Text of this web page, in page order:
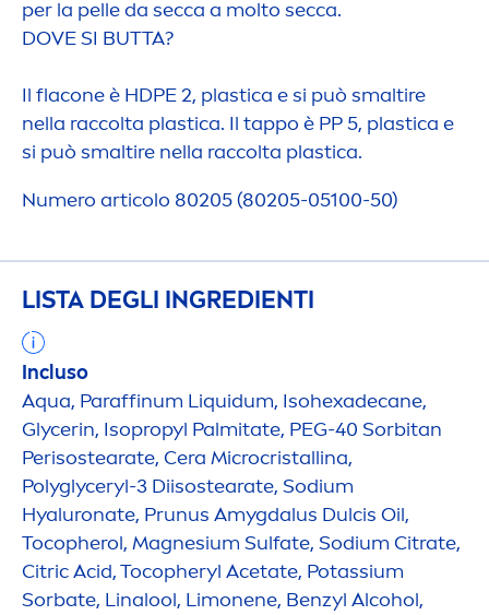
per la pelle da secca a molto secca.
DOVE SI BUTTA?
Il flacone è HDPE 2, plastica e si può smaltire
nella raccolta plastica. Il tappo è PP 5, plastica e
si può smaltire nella raccolta plastica.
Numero articolo 80205 (80205-05100-50)
LISTA DEGLI INGREDIENTI
Incluso
Aqua, Paraffinum Liquidum, Isohexadecane,
Glycerin, Isopropyl Palmitate, PEG-40 Sorbitan
Perisostearate, Cera Microcristallina,
Polyglyceryl-3 Diisostearate, Sodium
Hyaluronate, Prunus Amygdalus Dulcis Oil,
Tocopherol, Magnesium Sulfate, Sodium Citrate,
Citric Acid, Tocopheryl Acetate, Potassium
Sorbate, Linalool, Limonene, Benzyl Alcohol,